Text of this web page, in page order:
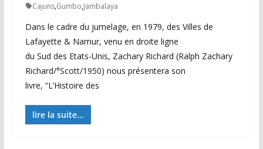
Cajuns,Gumbo,Jambalaya
Dans le cadre du jumelage, en 1979, des Villes de
Lafayette & Namur, venu en droite ligne
du Sud des Etats-Unis, Zachary Richard (Ralph Zachary
Richard/°Scott/1950) nous présentera son
livre, “L’Histoire des
lire la suite...